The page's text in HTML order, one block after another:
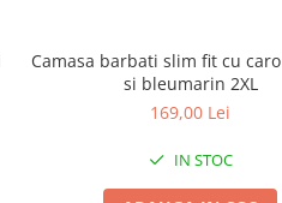
Camasa barbati slim fit cu
si bleumarin 2XL
169,00 Lei
IN STOC